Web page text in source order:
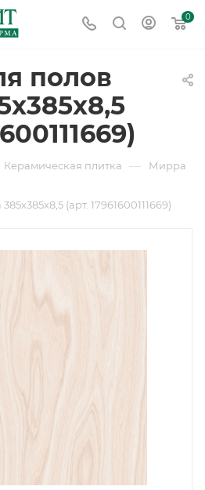
0
полов
Керамическая плитка — Мирра
(арт. 17961600111669)